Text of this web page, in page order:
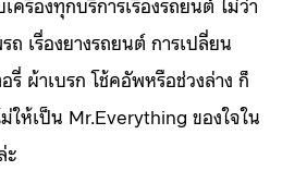
ถ เรื่องยางรถยนต์ การเปลี่ยน
รี่ ผ้าเบรก โช้คอัพหรือช่วงล่าง ก็
ให้เป็น Mr.Everything ของใจใน
ะ